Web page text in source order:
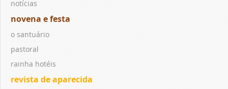
notícias
novena e festa
o santuário
pastoral
rainha hotéis
revista de aparecida